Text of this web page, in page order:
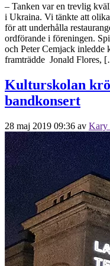
– Tanken var en trevlig
i Ukraina. Vi tänkte att
för att underhålla
ordförande i föreningen.
och Peter Cemjack inledde
framträdde Jonald Flores,
Kulturskolan
bandkonsert
28 maj 2019 09:36 av Kary